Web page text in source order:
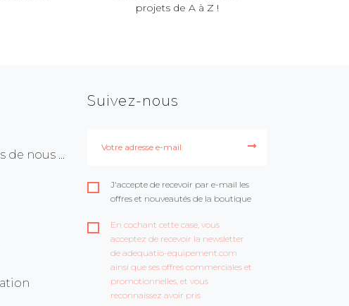
projets de A à Z !
nous ...
Suivez-nous
J'accepte de recevoir par e-mail les
offres et nouveautés de la boutique
En cochant cette case, vous
acceptez de recevoir la newsletter
de adequatio-equipement.com
ainsi que ses offres commerciales et
promotionnelles, et vous
reconnaissez avoir pris